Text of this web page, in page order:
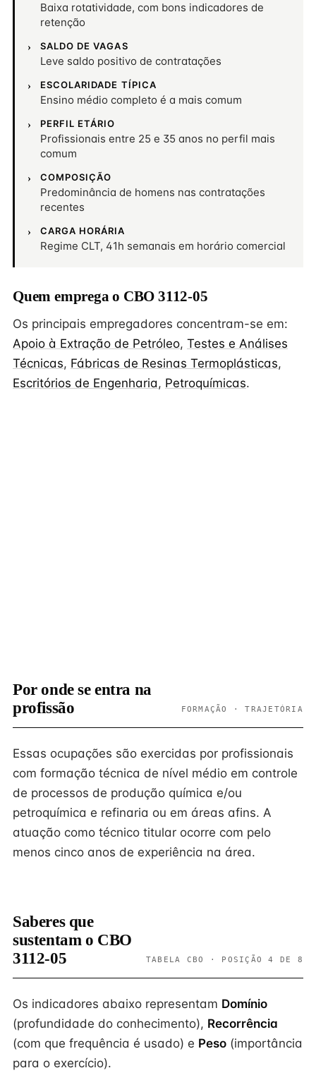
Baixa rotatividade, com bons indicadores de
retenção
SALDO DE VAGAS
Leve saldo positivo de contratações
ESCOLARIDADE TÍPICA
Ensino médio completo é a mais comum
PERFIL ETÁRIO
Profissionais entre 25 e 35 anos no perfil mais
comum
COMPOSIÇÃO
Predominância de homens nas contratações
recentes
CARGA HORÁRIA
Regime CLT, 41h semanais em horário comercial
Quem emprega o CBO 3112-05
Os principais empregadores concentram-se em:
Apoio à Extração de Petróleo, Testes e Análises
Técnicas, Fábricas de Resinas Termoplásticas,
Escritórios de Engenharia, Petroquímicas.
Por onde se entra na
profissão
FORMAÇÃO · TRAJETÓRIA
Essas ocupações são exercidas por profissionais
com formação técnica de nível médio em controle
de processos de produção química e/ou
petroquímica e refinaria ou em áreas afins. A
atuação como técnico titular ocorre com pelo
menos cinco anos de experiência na área.
Saberes que
sustentam o CBO
3112-05
TABELA CBO · POSIÇÃO 4 DE 8
Os indicadores abaixo representam Domínio
(profundidade do conhecimento), Recorrência
(com que frequência é usado) e Peso (importância
para o exercício).